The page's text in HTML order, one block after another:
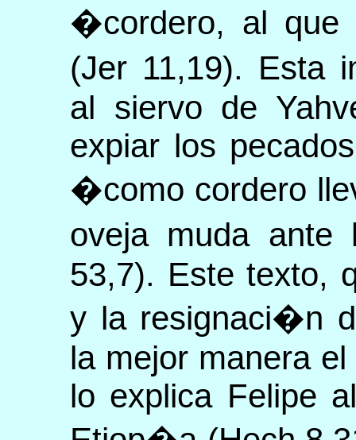
�cordero, al que
(Jer 11,19). Esta
al siervo de
expiar los
�como cordero
oveja muda ante
53,7). Este texto,
y la resignaci�n
la mejor manera
lo explica Felipe